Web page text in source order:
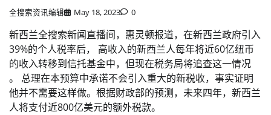
全搜索资讯编辑 May 18, 2023 0
新西兰全搜索新闻直播间，惠灵顿报道，在新西兰政府引入
39%的个人税率后， 高收入的新西兰人每年将近60亿纽币
的收入转移到信托基金中，但现在税务局将追查这一情况
。 总理在本预算中承诺不会引入重大的新税收，事实证明
他并不需要这样做。根据财政部的预测，未来四年，新西兰
人将支付近800亿美元的额外税款。